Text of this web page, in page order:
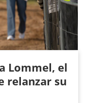
Lommel, el
relanzar su